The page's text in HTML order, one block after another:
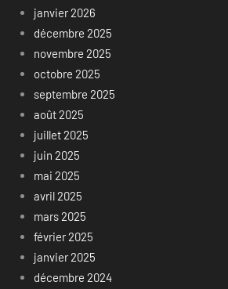
janvier 2026
décembre 2025
novembre 2025
octobre 2025
septembre 2025
août 2025
juillet 2025
juin 2025
mai 2025
avril 2025
mars 2025
février 2025
janvier 2025
décembre 2024